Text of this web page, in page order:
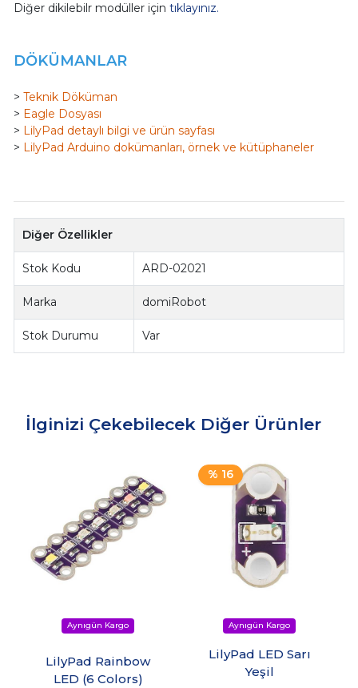
Diğer dikilebilr modüller için tıklayınız.
DÖKÜMANLAR
> Teknik Döküman
> Eagle Dosyası
> LilyPad detaylı bilgi ve ürün sayfası
> LilyPad Arduino dokümanları, örnek ve kütüphaneler
Diğer Özellikler
Stok Kodu ARD-02021
Marka domiRobot
Stok Durumu Var
İlginizi Çekebilecek Diğer Ürünler
LilyPad Rainbow
LED (6 Colors)
% 16
LilyPad LED Sarı
Yeşil